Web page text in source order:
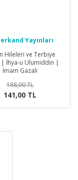
Yayınları
Hileleri ve Terbiye
| İhya-u Ulumiddin |
İmam Gazali
188,00 TL
141,00 TL